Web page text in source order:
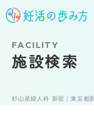
杉山産婦人科 新宿｜東京都
FACILITY
施設検索